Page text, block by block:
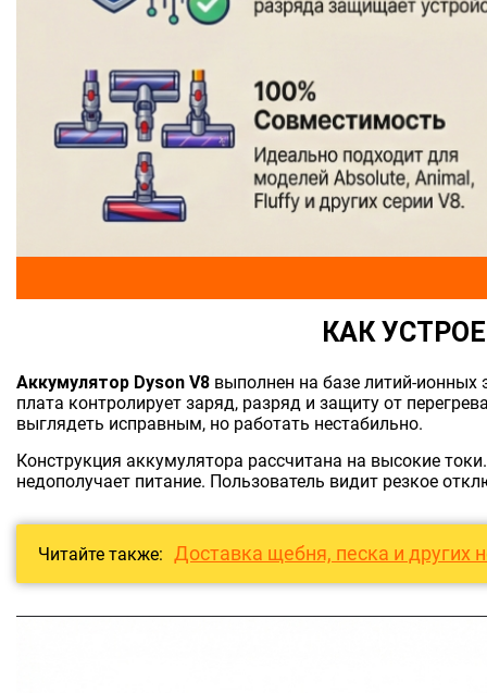
КАК
Аккумулятор Dyson V8 выполнен на базе литий-ионных
плата контролирует заряд, разряд и защиту от
выглядеть исправным, но работать нестабильно.
Конструкция аккумулятора рассчитана на высокие
недополучает питание. Пользователь видит резкое
Читайте также: Доставка щебня, песка и других